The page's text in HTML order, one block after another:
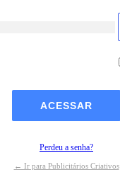
Perdeu a senha?
← Ir para Publicitários Criativos